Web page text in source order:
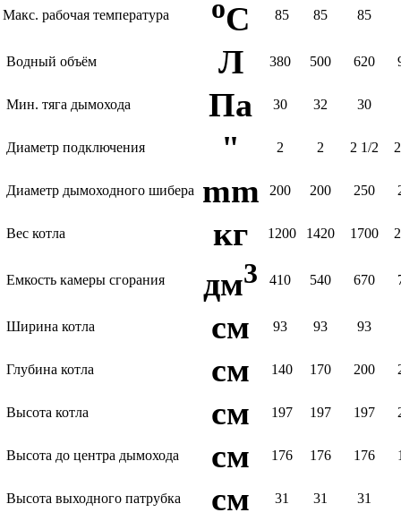
Макс. рабочая температура oC 85 85 85
Водный объём Л 380 500 620
Мин. тяга дымохода Па 30 32 30
Диаметр подключения " 2 2 2 1/2
Диаметр дымоходного шибера mm 200 200 250
Вес котла кг 1200 1420 1700
Емкость камеры сгорания дм3 410 540 670
Ширина котла см 93 93 93
Глубина котла см 140 170 200
Высота котла см 197 197 197
Высота до центра дымохода см 176 176 176
Высота выходного патрубка см 31 31 31